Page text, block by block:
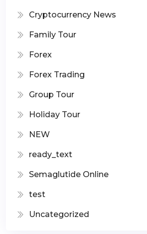
Cryptocurrency News
Family Tour
Forex
Forex Trading
Group Tour
Holiday Tour
NEW
ready_text
Semaglutide Online
test
Uncategorized